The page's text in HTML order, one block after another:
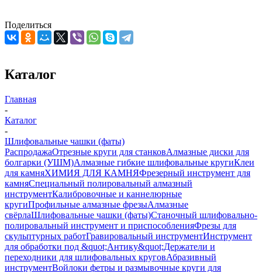
Поделиться
Каталог
Главная
-
Каталог
-
Шлифовальные чашки (фаты)
РаспродажаОтрезные круги для станковАлмазные диски для
болгарки (УШМ)Алмазные гибкие шлифовальные кругиКлеи
для камняХИМИЯ ДЛЯ КАМНЯФрезерный инструмент для
камняСпециальный полировальный алмазный
инструментКалибровочные и каннелюрные
кругиПрофильные алмазные фрезыАлмазные
свёрлаШлифовальные чашки (фаты)Станочный шлифовально-
полировальный инструмент и приспособленияФрезы для
скульптурных работГравировальный инструментИнструмент
для обработки под &quot;Антику&quot;Держатели и
переходники для шлифовальных круговАбразивный
инструментВойлоки фетры и размывочные круги для